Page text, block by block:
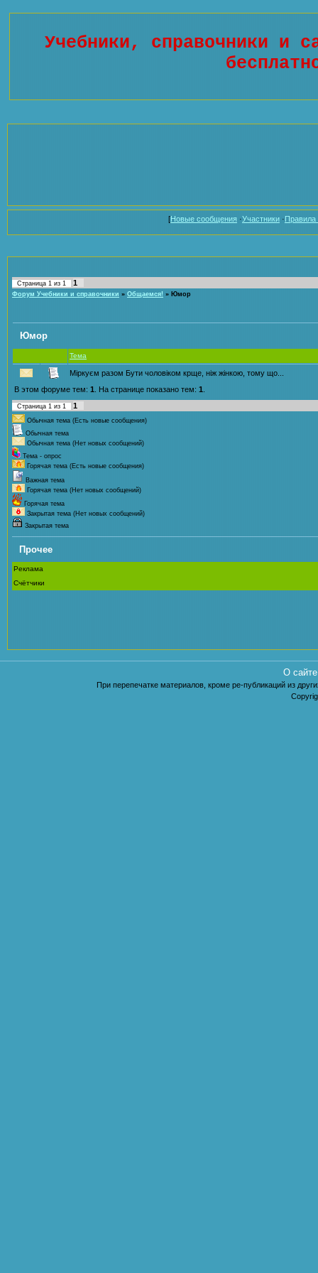
Учебники, справочники и
[Новые сообщения ·Участники ·
Страница 1 из 1 1
Форум Учебники и справочники » Общаемся! » Юмор
Юмор
Тема
Міркуєм разом Бути чоловіком крще, ніж жінкою, тому що...
В этом форуме тем: 1 . На странице показано тем: 1
Страница 1 из 1 1
Обычная тема (Есть новые сообщения)
Обычная тема
Обычная тема (Нет новых сообщений)
Тема - опрос
Горячая тема (Есть новые сообщения)
Важная тема
Горячая тема (Нет новых сообщений)
Горячая тема
Закрытая тема (Нет новых сообщений)
Закрытая тема
Прочее
Реклама
Счётчики
О
При перепечатке материалов, кроме ре-публикаций из